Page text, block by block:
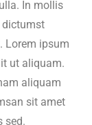
In mollis
dictumst
Lorem ipsum
ut aliquam.
aliquam
sit amet
sed.